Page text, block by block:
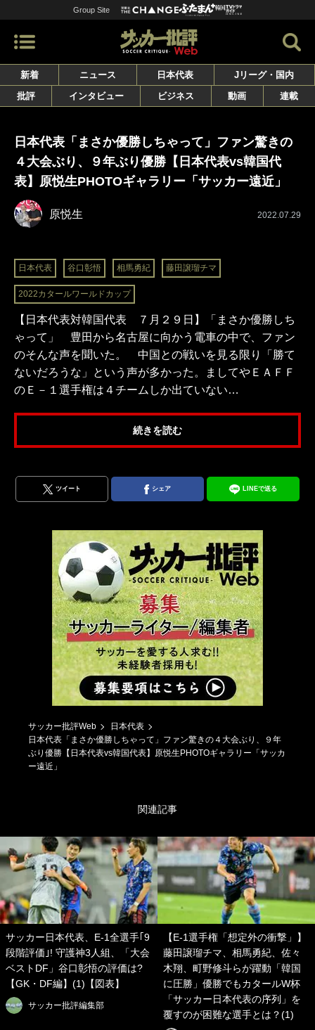
Group Site
新着 ニュース 日本代表
Jリーグ・国内
批評
インタビュー ビジネス 動画 連載
日本代表「まさか優勝しちゃって」ファン驚きの
４大会ぶり、９年ぶり優勝【日本代表vs韓国代
表】原悦生PHOTOギャラリー「サッカー遠近」
原悦生 2022.07.29
日本代表 谷口彰悟 相馬勇紀 藤田譲瑠チマ
2022カタールワールドカップ
【日本代表対韓国代表 ７月２９日】「まさか優勝しち
ゃって」 豊田から名古屋に向かう電車の中で、ファン
のそんな声を聞いた。 中国との戦いを見る限り「勝て
ないだろうな」という声が多かった。ましてやＥＡＦＦ
のＥ－１選手権は４チームしか出ていない…
続きを読む
ツイート シェア LINEで送る
サッカー批評Web
日本代表
日本代表「まさか優勝しちゃって」ファン驚きの４大会ぶり、９年
ぶり優勝【日本代表vs韓国代表】原悦生PHOTOギャラリー「サッカ
ー遠近」
関連記事
サッカー日本代表、E-1全選手｢9
段階評価｣! 守護神3人組、「大会
ベストDF」谷口彰悟の評価は?
【GK・DF編】(1)【図表】
サッカー批評編集部
【E-1選手権「想定外の衝撃」】
藤田譲瑠チマ、相馬勇紀、佐々
木翔、町野修斗らが躍動「韓国
に圧勝」優勝でもカタールW杯
「サッカー日本代表の序列」を
覆すのが困難な選手とは？(1)